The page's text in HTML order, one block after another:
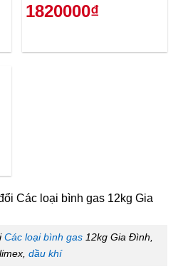
1820000₫
Các loại bình gas 12kg Gia Đình,
dầu khí